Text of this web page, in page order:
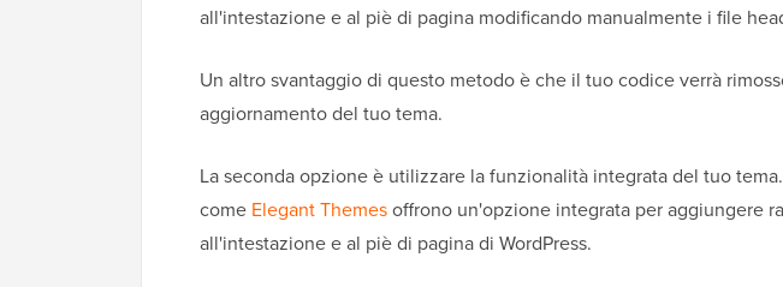
all'intestazione e al piè di pagina modificando manualmente i file
Un altro svantaggio di questo metodo è che il tuo codice verrà
aggiornamento del tuo tema.
La seconda opzione è utilizzare la funzionalità integrata del tuo
come Elegant Themesoffrono un'opzione integrata per aggiungere
all'intestazione e al piè di pagina di WordPress.